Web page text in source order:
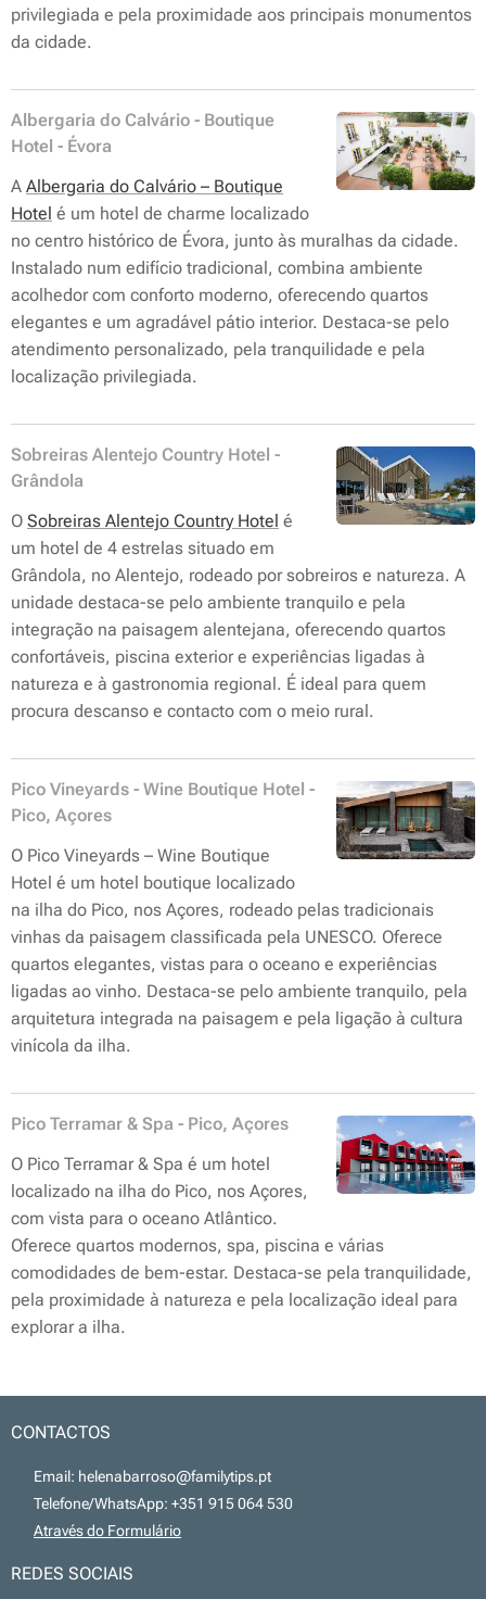
privilegiada e pela proximidade aos principais monumentos
da cidade.
Albergaria do Calvário - Boutique
Hotel - Évora
A Albergaria do Calvário – Boutique
Hotel é um hotel de charme localizado
no centro histórico de Évora, junto às muralhas da cidade.
Instalado num edifício tradicional, combina ambiente
acolhedor com conforto moderno, oferecendo quartos
elegantes e um agradável pátio interior. Destaca-se pelo
atendimento personalizado, pela tranquilidade e pela
localização privilegiada.
Sobreiras Alentejo Country Hotel -
Grândola
O Sobreiras Alentejo Country Hotel é
um hotel de 4 estrelas situado em
Grândola, no Alentejo, rodeado por sobreiros e natureza. A
unidade destaca-se pelo ambiente tranquilo e pela
integração na paisagem alentejana, oferecendo quartos
confortáveis, piscina exterior e experiências ligadas à
natureza e à gastronomia regional. É ideal para quem
procura descanso e contacto com o meio rural.
Pico Vineyards - Wine Boutique Hotel -
Pico, Açores
O Pico Vineyards – Wine Boutique
Hotel é um hotel boutique localizado
na ilha do Pico, nos Açores, rodeado pelas tradicionais
vinhas da paisagem classificada pela UNESCO. Oferece
quartos elegantes, vistas para o oceano e experiências
ligadas ao vinho. Destaca-se pelo ambiente tranquilo, pela
arquitetura integrada na paisagem e pela ligação à cultura
vinícola da ilha.
Pico Terramar & Spa - Pico, Açores
O Pico Terramar & Spa é um hotel
localizado na ilha do Pico, nos Açores,
com vista para o oceano Atlântico.
Oferece quartos modernos, spa, piscina e várias
comodidades de bem-estar. Destaca-se pela tranquilidade,
pela proximidade à natureza e pela localização ideal para
explorar a ilha.
CONTACTOS
📧 Email: helenabarroso@familytips.pt
📞 Telefone/WhatsApp: +351 915 064 530
Através do Formulário
REDES SOCIAIS